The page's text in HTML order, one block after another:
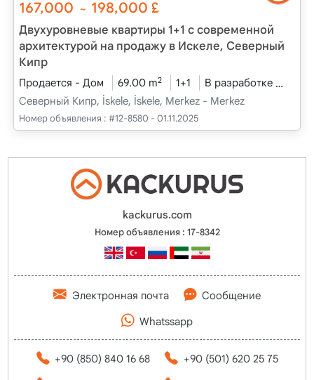
167,000 ~ 198,000 £
Двухуровневые квартиры 1+1 с современной
архитектурой на продажу в Искеле, Северный
Кипр
Продается - Дом 69.00 m2 1+1 В разработке
Северный Кипр, İskele, İskele, Merkez - Merkez
Номер объявления : #12-8580 - 01.11.2025
kackurus.com
Номер объявления : 17-8342
Электронная почта Сообщение
Whatssapp
+90 (850) 840 16 68 +90 (501) 620 25 75